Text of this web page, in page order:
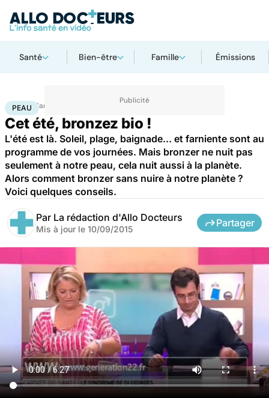
Santé Bien-être Famille Émissions
Accueil Santé Peau
PEAU
Cet été, bronzez bio !
L'été est là. Soleil, plage, baignade... et farniente sont au
programme de vos journées. Mais bronzer ne nuit pas
seulement à notre peau, cela nuit aussi à la planète.
Alors comment bronzer sans nuire à notre planète ?
Voici quelques conseils.
Par La rédaction d'Allo Docteurs
Mis à jour le 10/09/2015
Partager